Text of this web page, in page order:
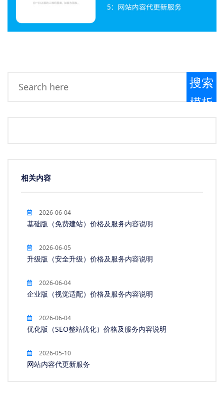
搜索
模板
相关内容
2026-06-04
基础版（免费建站）价格及服务内容说明
2026-06-05
升级版（安全升级）价格及服务内容说明
2026-06-04
企业版（视觉适配）价格及服务内容说明
2026-06-04
优化版（SEO整站优化）价格及服务内容说明
2026-05-10
网站内容代更新服务